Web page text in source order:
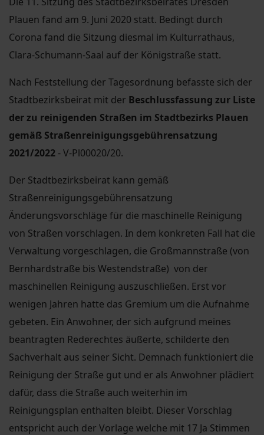
Plauen fand am 9. Juni 2020 statt. Bedingt durch
Corona fand die Sitzung diesmal im Kulturrathaus,
Clara-Schumann-Saal auf der Königstraße statt.
Nach Feststellung der Tagesordnung befasste sich der
Stadtbezirksbeirat mit der Beschlussfassung zur Liste
der zu reinigenden Straßen im Stadtbezirks Plauen
gemäß Straßenreinigungsgebührensatzung
2021/2022 - V-Pl00020/20.
Der Stadtbezirksbeirat kann gemäß
Straßenreinigungsgebührensatzung
Änderungsvorschläge für die maschinelle Reinigung
von Straßen vorschlagen. In dem konkreten Fall hat die
Verwaltung vorgeschlagen, die Großmannstraße (von
Bernhardstraße bis Westendstraße) von der
maschinellen Reinigung auszuschließen. Erst vor
wenigen Jahren hatte das Gremium um die Aufnahme
gebeten. Ein Anwohner, der sich aufgrund meines
beantragten Rederechtes äußerte, schilderte den
Sachverhalt aus seiner Sicht. Demnach funktioniert die
Reinigung der Straße gut und er als Anwohner plädiert
dafür, dass die Straße auch weiterhin im
Reinigungsplan enthalten bleibt. Dieser Vorschlag
entspricht auch der Vorlage welche mit 17 Ja Stimmen